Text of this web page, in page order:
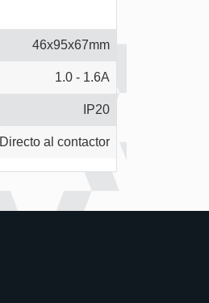
46x95x67mm
1.0 - 1.6A
IP20
Directo al contactor